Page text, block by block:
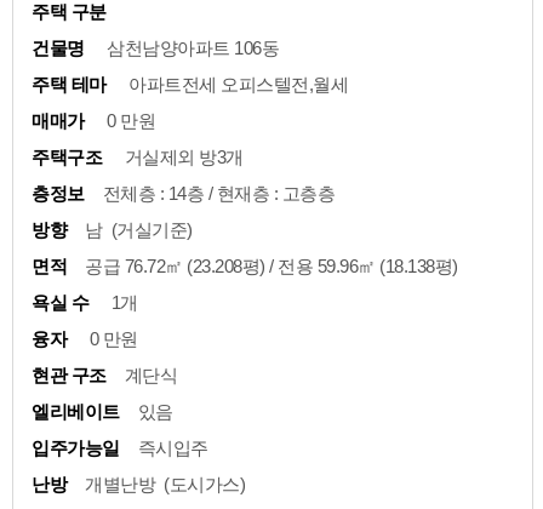
주택 구분
건물명
삼천남양아파트 106동
주택 테마
아파트전세 오피스텔전,월세
매매가
0 만원
주택구조
거실제외 방3개
층정보
전체층 : 14층 / 현재층 : 고층층
방향
남 (거실기준)
면적
공급 76.72㎡ (23.208평) / 전용 59.96㎡ (18.138평)
욕실 수
1개
융자
0 만원
현관 구조
계단식
엘리베이트
있음
입주가능일
즉시입주
난방
개별난방 (도시가스)